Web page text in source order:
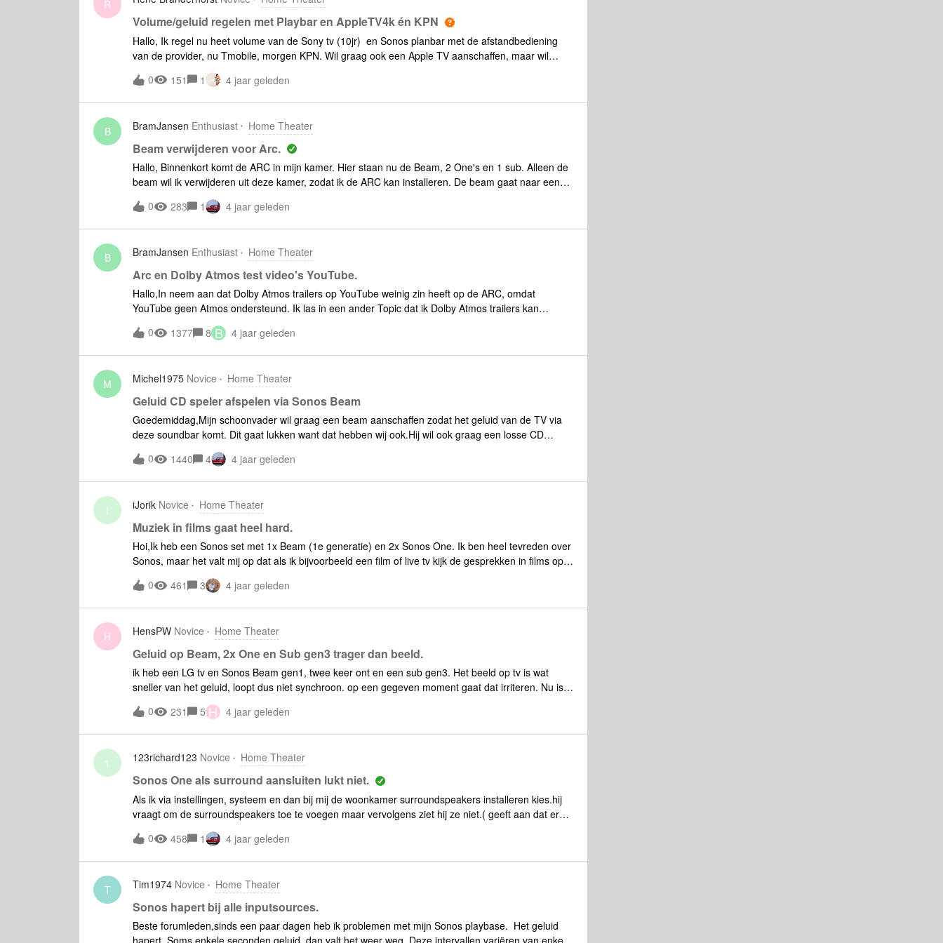
dezelfde titel een Atmos signaal door. Alle instellingen staan goed, heb de apps al opnieuw
geïnstalleerd (op de tv) en heb de Sonos Arc opnieuw ingesteld. Het enige verschil dat ik heb met
onze setup in de woonkamer is dat ik geen Sonos Sub heb. Mij Xbox Series X geeft vervolgens
wel weer een Atmos signaal door. Daar doet Netflix dan wel w
R
Volume/geluid regelen met Playbar en AppleTV4k én KPN
Hallo, Ik regel nu heet volume van de Sony tv (10jr) en Sonos planbar met de afstandbediening
van de provider, nu Tmobile, morgen KPN. Wil graag ook een Apple TV aanschaffen, maar wil
beide afstandsbedieningen kunnen gebruiken met Sonos, En t liefst met Siri via de Apple TV
afstandbediening naar Sonos. Werkt dat of blijft het bij 1 afstandbediening, de provider of Apple
TV?Mijn dank voor reacctieRene Branderhorst
0 151 1 4 jaar geleden
B BramJansen Enthusiast Home Theater
Beam verwijderen voor Arc.
Hallo, Binnenkort komt de ARC in mijn kamer. Hier staan nu de Beam, 2 One's en 1 sub. Alleen de
beam wil ik verwijderen uit deze kamer, zodat ik de ARC kan installeren. De beam gaat naar een
andere kamer.Hoe doe ik dit?
0 283 1 4 jaar geleden
B BramJansen Enthusiast Home Theater
Arc en Dolby Atmos test video's YouTube.
Hallo,In neem aan dat Dolby Atmos trailers op YouTube weinig zin heeft op de ARC, omdat
YouTube geen Atmos ondersteund. Ik las in een ander Topic dat ik Dolby Atmos trailers kan
downloaden via: https://thedigitaltheater.com/dolby-trailers/Maar hoe werkt dit precies? Moet ik de
video's downloaden en dan op een usb stick zetten en dan in mijn TV steken? Of hoe moet dit
precies? Ik hoor graag van iemand.
0 1377 8 B 4 jaar geleden
M Michel1975 Novice Home Theater
Geluid CD speler afspelen via Sonos Beam
Goedemiddag,Mijn schoonvader wil graag een beam aanschaffen zodat het geluid van de TV via
deze soundbar komt. Dit gaat lukken want dat hebben wij ook.Hij wil ook graag een losse CD
speler aanschaffen zodat het geluid hiervan ook via de beam te horen is. _kan dat? _aan welke
eisen moet de cd speler voldoen qua in/uitgangen etc?_kan dat met eeen hdmi arc splitter welke je
dan in de soundbar stopt? of moet de splitter juist in de TV?_en kan de TV dan uit voor geluid of
makkelijk te regelen is voor onsHoor graagMIchel
0 1440 4 4 jaar geleden
I iJorik Novice Home Theater
Muziek in films gaat heel hard.
Hoi,Ik heb een Sonos set met 1x Beam (1e generatie) en 2x Sonos One. Ik ben heel tevreden over
Sonos, maar het valt mij op dat als ik bijvoorbeeld een film of live tv kijk de gesprekken in films op
goed volume staan, maar als er filmmuziek komt deze veel luider staat. Ik kan hier niets over
vinden online en vroeg me af of er anderen zijn met deze ervaring? En of iemand weet hoe ik dit
op kan lossen? Groet,Jorik
0 461 3 4 jaar geleden
H HensPW Novice Home Theater
Geluid op Beam, 2x One en Sub gen3 trager dan beeld.
ik heb een LG tv en Sonos Beam gen1, twee keer ont en een sub gen3. Het beeld op tv is wat
sneller van het geluid, loopt dus niet synchroon. op een gegeven moment gaat dat irriteren. Nu is
er een beam gen 2 uitgekomen met een snellere processor. Heeft iemand ervaring hiermee? los ik
mijn probleem op als ik een Beam aanschaf? Een andere oplossing is op stereo zetten, maar ik wil
graag Dolby surround, daarvoor heb ik deze combinatie speciaal aangeschaft.
0 231 5 H 4 jaar geleden
1 123richard123 Novice Home Theater
Sonos One als surround aansluiten lukt niet.
Als ik via instellingen, systeem en dan bij mij de woonkamer surroundspeakers installeren kies.hij
vraagt om de surroundspeakers toe te voegen maar vervolgens ziet hij ze niet.( geeft aan dat er
twee compatibele sonos speakers nodig zijn ) als ik kies product toevoegen dan ziet hij ze wel
maar zet ze in een aparte kamer en krijg ze niet toegevoegd aan woonkamer maar heb dan
woonkamer 1 en woonkamer 2 van alles geprobeerd, resetten, weet niet hoe ik ze aangesloten
0 458 1 4 jaar geleden
T Tim1974 Novice Home Theater
Sonos hapert bij alle inputsources.
Beste forumleden,sinds een paar dagen heb ik problemen met mijn Sonos playbase. Het geluid